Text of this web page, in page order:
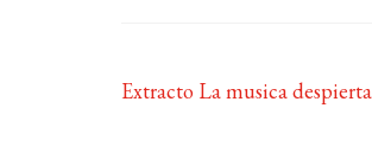
Extracto La musica